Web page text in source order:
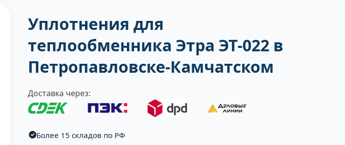
Уплотнения для
теплообменника Этра ЭТ-022 в
Петропавловске-Камчатском
Доставка через:
Более 15 складов по РФ